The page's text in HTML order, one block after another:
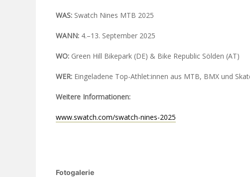
WAS: Swatch Nines MTB 2025
WANN: 4.–13. September 2025
WO: Green Hill Bikepark (DE) & Bike Republic Sölden (AT)
WER: Eingeladene Top-Athlet:innen aus MTB, BMX und
Weitere Informationen:
www.swatch.com/swatch-nines-2025
Fotogalerie